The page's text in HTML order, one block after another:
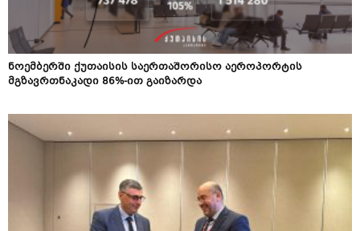
ნოემბერში ქუთაისის საერთაშორისო აეროპორტის
მგზავრთნაკადი 86%-ით გაიზარდა